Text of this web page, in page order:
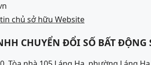
chủ sở hữu Website
CHUYỂN ĐỔI SỐ BẤT ĐỘNG